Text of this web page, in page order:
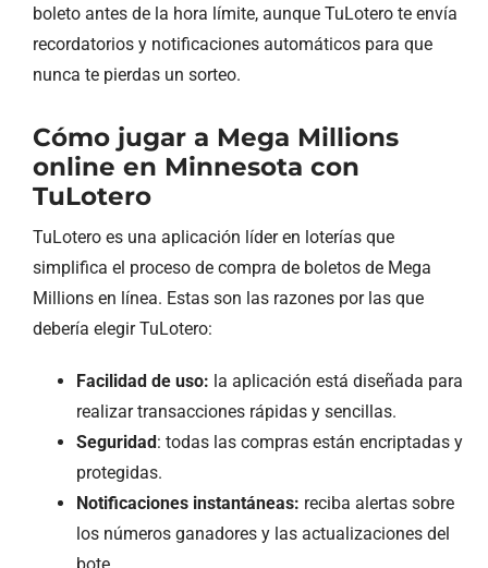
boleto antes de la hora límite, aunque TuLotero te envía
recordatorios y notificaciones automáticos para que
nunca te pierdas un sorteo.
Cómo jugar a Mega Millions
online en Minnesota con
TuLotero
TuLotero es una aplicación líder en loterías que
simplifica el proceso de compra de boletos de Mega
Millions en línea. Estas son las razones por las que
debería elegir TuLotero:
Facilidad de uso: la aplicación está diseñada para
realizar transacciones rápidas y sencillas.
Seguridad : todas las compras están encriptadas y
protegidas.
Notificaciones instantáneas: reciba alertas sobre
los números ganadores y las actualizaciones del